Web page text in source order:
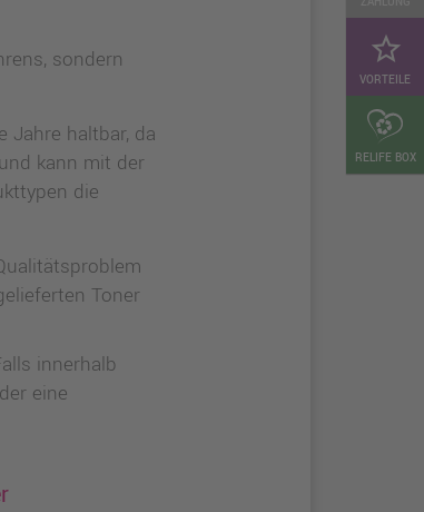
star_border
VORTEILE
RELIFE BOX
sondern
Jahre haltbar, da
kann mit der
die
Toner
innerhalb
eine